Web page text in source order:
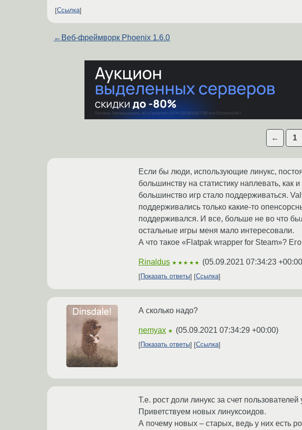
Ссылка
← Веб-фреймворк Phoenix 1.6.0
← 1
Если бы люди, использующие линукс,
большинству на статистику наплевать,
большинство игр стало поддерживаться.
поддерживались только какие-то
поддерживался. И все, больше не во что
остальные игры меня мало интересовали.
А что такое «Flatpak wrapper for Steam»?
Rinaldus ★★★★★ (05.09.2021 07:34:23 +00:00
Показать ответы Ссылка
А сколько надо?
nemyax ★ (05.09.2021 07:34:29 +00:00)
Показать ответы Ссылка
Т.е. рост доли линукс за счет
Приветствуем новых линуксоидов.
А почему новых – старых, ведь у них есть